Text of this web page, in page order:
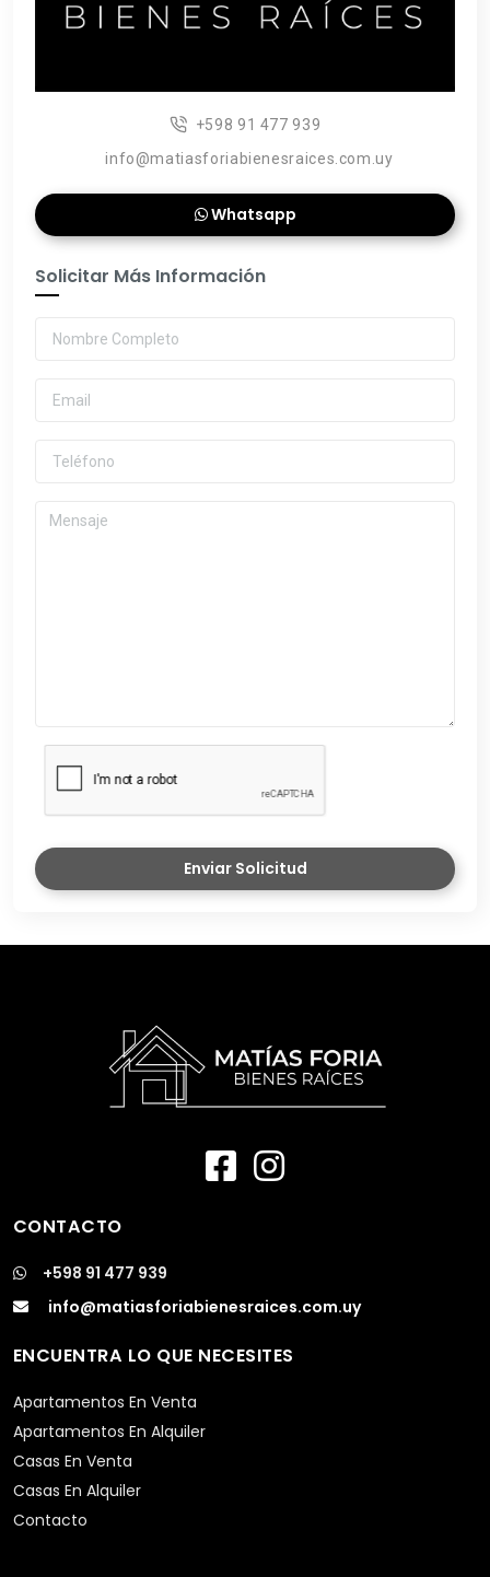
+598 91 477 939
info@matiasforiabienesraices.com.uy
Whatsapp
Solicitar Más Información
Enviar Solicitud
CONTACTO
+598 91 477 939
info@matiasforiabienesraices.com.uy
ENCUENTRA LO QUE NECESITES
Apartamentos En Venta
Apartamentos En Alquiler
Casas En Venta
Casas En Alquiler
Contacto